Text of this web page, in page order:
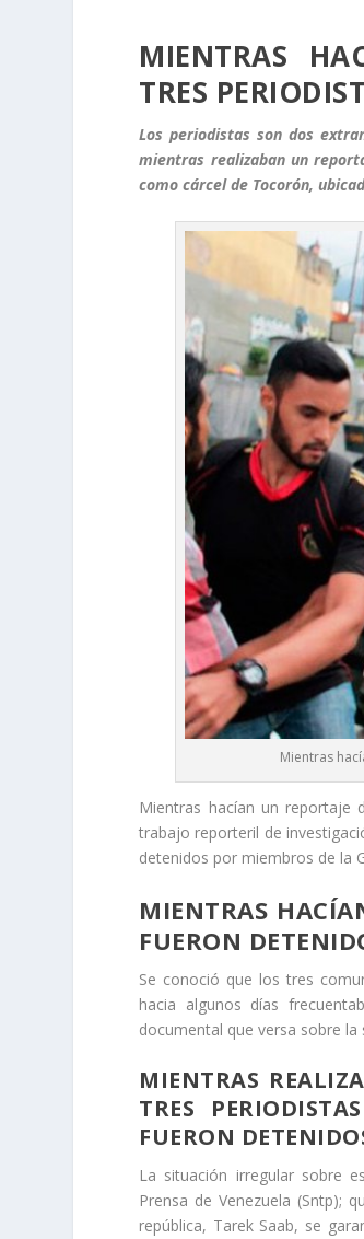
MIENTRAS
TRES
Los periodistas son dos
mientras realizaban un
como cárcel de Tocorón,
Mientras
Mientras hacían un reportaje
trabajo reporteril de
detenidos por miembros de la
MIENTRAS
FUERON
Se conoció que los tres
hacia algunos días
documental que versa sobre
MIENTRAS
TRES
FUERON
La situación irregular sobre
Prensa de Venezuela (Sntp);
república, Tarek Saab, se